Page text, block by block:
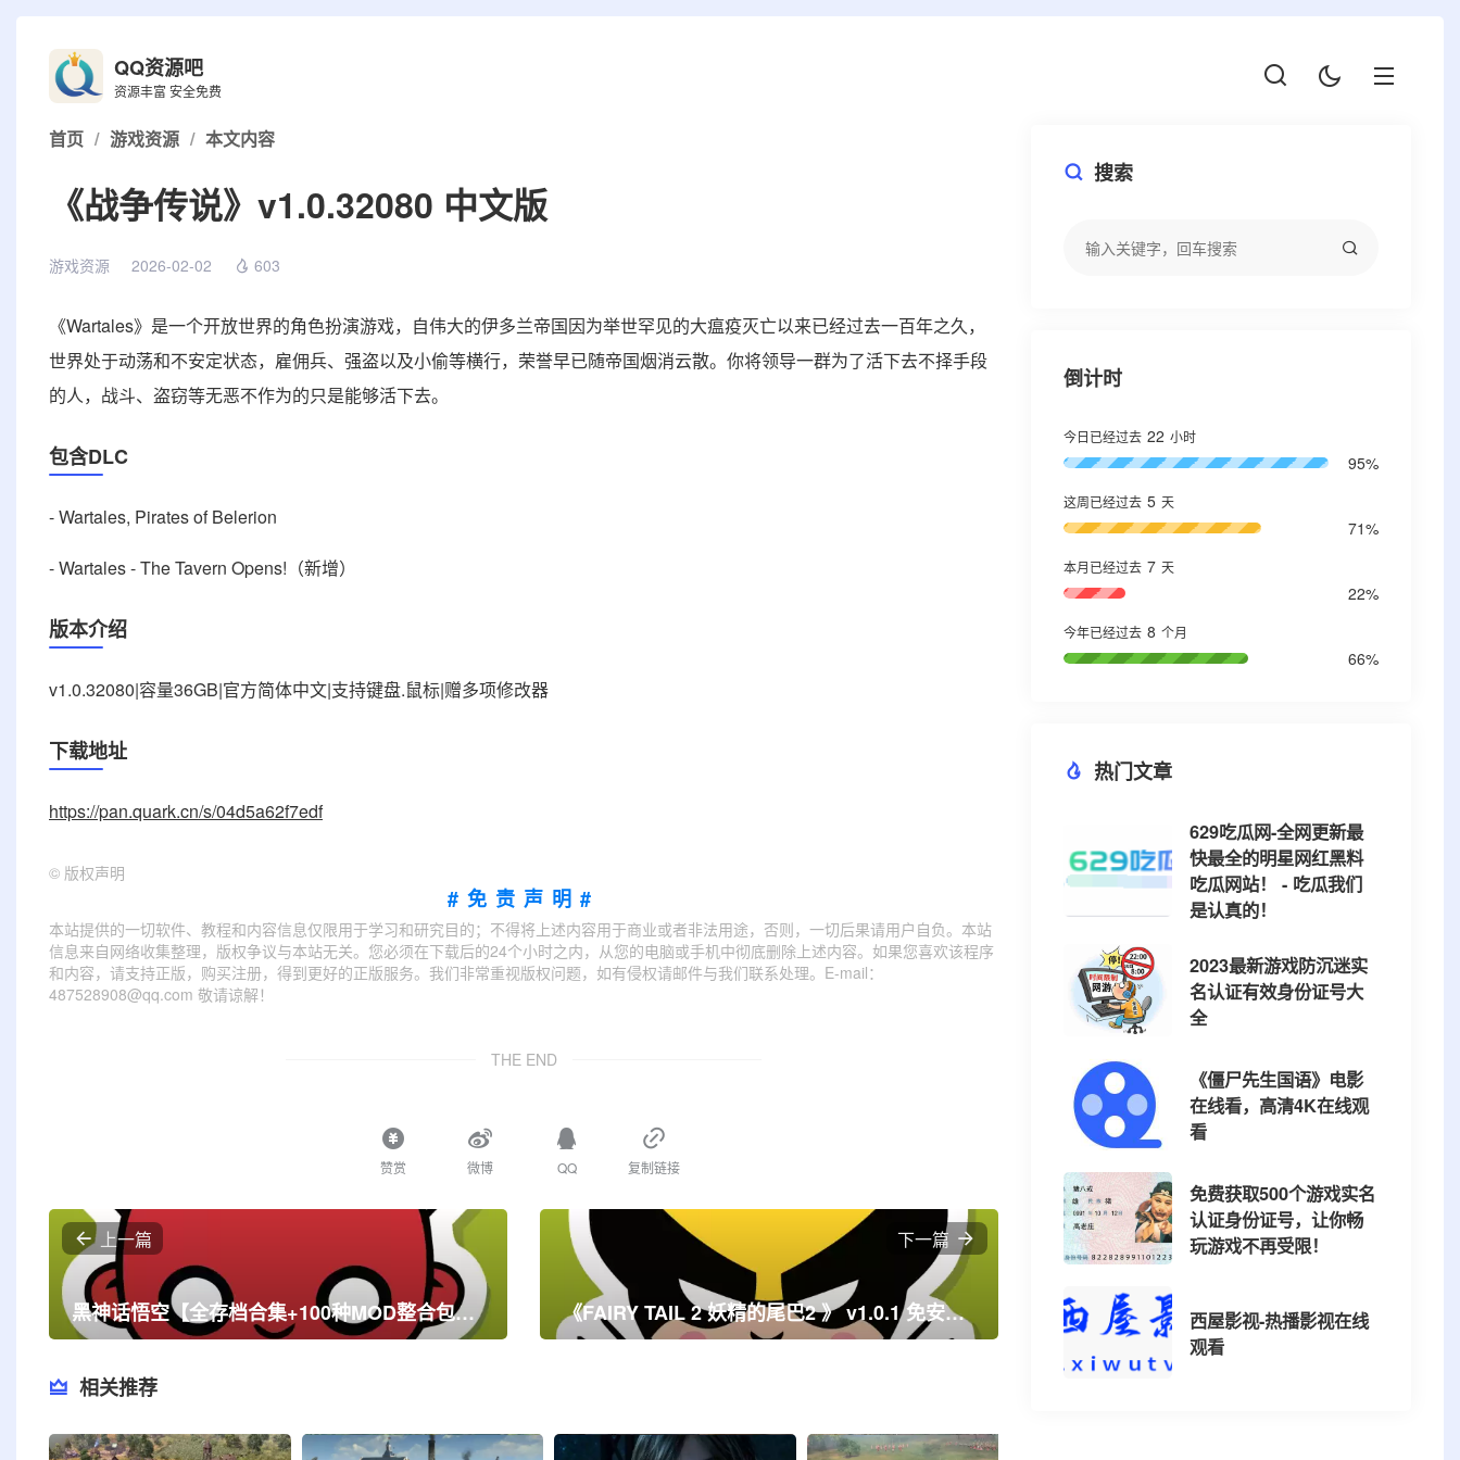
QQ资源吧
资源丰富 安全免费
首页 / 游戏资源 / 本文内容
《战争传说》v1.0.32080 中文版
游戏资源 2026-02-02 603
《Wartales》是一个开放世界的角色扮演游戏，自伟大的伊多兰帝国因为举世罕见的大瘟疫灭亡以来已经过去一百年之久，
世界处于动荡和不安定状态，雇佣兵、强盗以及小偷等横行，荣誉早已随帝国烟消云散。你将领导一群为了活下去不择手段
的人，战斗、盗窃等无恶不作为的只是能够活下去。
包含DLC
- Wartales, Pirates of Belerion
- Wartales - The Tavern Opens!（新增）
版本介绍
v1.0.32080|容量36GB|官方简体中文|支持键盘.鼠标|赠多项修改器
下载地址
https://pan.quark.cn/s/04d5a62f7edf
© 版权声明
#免责声明#
本站提供的一切软件、教程和内容信息仅限用于学习和研究目的；不得将上述内容用于商业或者非法用途，否则，一切后果请用户自负。本站
信息来自网络收集整理，版权争议与本站无关。您必须在下载后的24个小时之内，从您的电脑或手机中彻底删除上述内容。如果您喜欢该程序
和内容，请支持正版，购买注册，得到更好的正版服务。我们非常重视版权问题，如有侵权请邮件与我们联系处理。E-mail：
487528908@qq.com 敬请谅解！
THE END
赞赏 微博 QQ 复制链接
上一篇
黑神话悟空【全存档合集+100种MOD整合包】解锁全成就+全道具+全装备+全技能【真大圣开局存档】V12.109
下一篇
《FAIRY TAIL 2 妖精的尾巴2 》 v1.0.1 免安装绿色中文版
相关推荐
搜索
倒计时
今日已经过去 22 小时
95%
这周已经过去 5 天
71%
本月已经过去 7 天
22%
今年已经过去 8 个月
66%
热门文章
629吃瓜网-全网更新最
快最全的明星网红黑料
吃瓜网站！ - 吃瓜我们
是认真的！
2023最新游戏防沉迷实
名认证有效身份证号大
全
《僵尸先生国语》电影
在线看，高清4K在线观
看
免费获取500个游戏实名
认证身份证号，让你畅
玩游戏不再受限！
西屋影视-热播影视在线
观看